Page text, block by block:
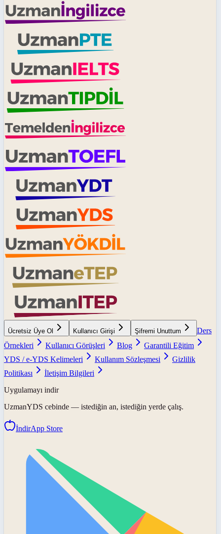
Ücretsiz Üye Ol Kullanıcı Girişi Şifremi Unuttum
Ders
Örnekleri
Kullanıcı Görüşleri Blog
Garantili Eğitim
YDS / e-YDS Kelimeleri
Kullanım Sözleşmesi
Gizlilik
Politikası
İletişim Bilgileri
Uygulamayı indir
UzmanYDS cebinde — istediğin an, istediğin yerde çalış.
İndirApp Store